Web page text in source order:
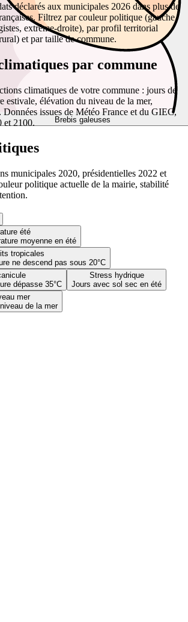
Brebis galeuses
été
moyenne en été
tropicales
ne descend pas sous 20°C
dépasse 35°C
Stress hydrique
Jours avec sol sec en été
mer
de la mer
déclarés aux municipales 2026 dans plus de
Filtrez par couleur politique (gauche,
extrême-droite), par profil territorial
et par taille de commune.
par commune
climatiques de votre commune : jours de
estivale, élévation du niveau de la mer,
Données issues de Météo France et du GIEC,
et 2100.
municipales 2020, présidentielles 2022 et
politique actuelle de la mairie, stabilité